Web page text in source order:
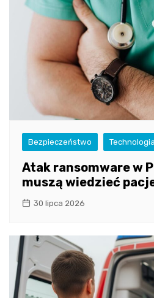
Bezpieczeństwo Technologia
Atak ransomware w
muszą wiedzieć
30 lipca 2026